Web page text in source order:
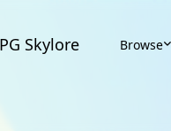
Skylore Browse